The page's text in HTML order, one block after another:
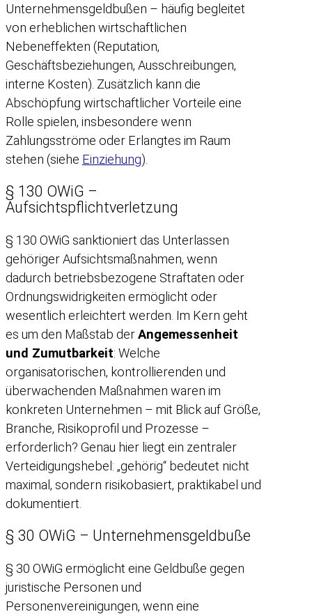
Unternehmensgeldbußen – häufig begleitet
von erheblichen wirtschaftlichen
Nebeneffekten (Reputation,
Geschäftsbeziehungen, Ausschreibungen,
interne Kosten). Zusätzlich kann die
Abschöpfung wirtschaftlicher Vorteile eine
Rolle spielen, insbesondere wenn
Zahlungsströme oder Erlangtes im Raum
stehen (siehe Einziehung).
§ 130 OWiG –
Aufsichtspflichtverletzung
§ 130 OWiG sanktioniert das Unterlassen
gehöriger Aufsichtsmaßnahmen, wenn
dadurch betriebsbezogene Straftaten oder
Ordnungswidrigkeiten ermöglicht oder
wesentlich erleichtert werden. Im Kern geht
es um den Maßstab derAngemessenheit
und Zumutbarkeit: Welche
organisatorischen, kontrollierenden und
überwachenden Maßnahmen waren im
konkreten Unternehmen – mit Blick auf Größe,
Branche, Risikoprofil und Prozesse –
erforderlich? Genau hier liegt ein zentraler
Verteidigungshebel: „gehörig“ bedeutet nicht
maximal, sondern risikobasiert, praktikabel und
dokumentiert.
§ 30 OWiG – Unternehmensgeldbuße
§ 30 OWiG ermöglicht eine Geldbuße gegen
juristische Personen und
Personenvereinigungen, wenn eine